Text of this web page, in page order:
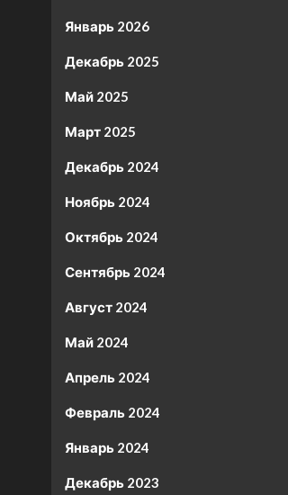
Январь 2026
Декабрь 2025
Май 2025
Март 2025
Декабрь 2024
Ноябрь 2024
Октябрь 2024
Сентябрь 2024
Август 2024
Май 2024
Апрель 2024
Февраль 2024
Январь 2024
Декабрь 2023